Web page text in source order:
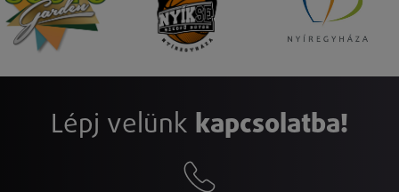
Lépj velünk kapcsolatba!